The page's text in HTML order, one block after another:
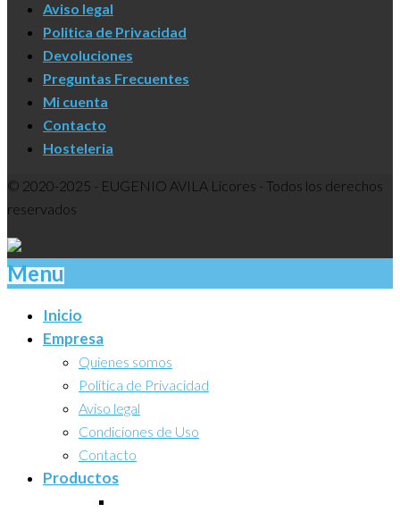
Aviso legal
Politica de Privacidad
Devoluciones
Preguntas Frecuentes
Mi cuenta
Contacto
Hosteleria
© 2020-2025 - EUGENIO AVILA Licores - Todos los derechos
reservados
Menu
Inicio
Empresa
Quienes somos
Politica de Privacidad
Aviso legal
Condiciones de Uso
Contacto
Productos